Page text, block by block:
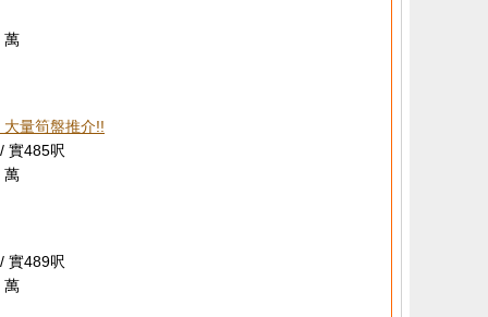
萬
量筍盤推介!!
實485呎
萬
實489呎
萬